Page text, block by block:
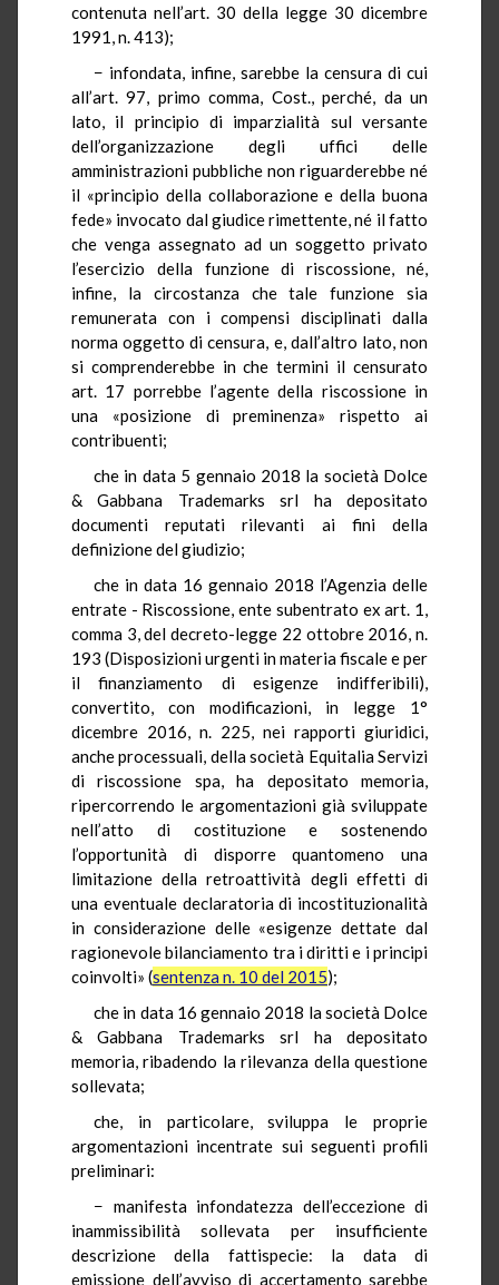
contenuta nell’art. 30 della legge 30 dicembre
1991, n. 413);
− infondata, infine, sarebbe la censura di cui
all’art. 97, primo comma, Cost., perché, da un
lato, il principio di imparzialità sul versante
dell’organizzazione degli uffici delle
amministrazioni pubbliche non riguarderebbe né
il «principio della collaborazione e della buona
fede» invocato dal giudice rimettente, né il fatto
che venga assegnato ad un soggetto privato
l’esercizio della funzione di riscossione, né,
infine, la circostanza che tale funzione sia
remunerata con i compensi disciplinati dalla
norma oggetto di censura, e, dall’altro lato, non
si comprenderebbe in che termini il censurato
art. 17 porrebbe l’agente della riscossione in
una «posizione di preminenza» rispetto ai
contribuenti;
che in data 5 gennaio 2018 la società Dolce
& Gabbana Trademarks srl ha depositato
documenti reputati rilevanti ai fini della
definizione del giudizio;
che in data 16 gennaio 2018 l’Agenzia delle
entrate - Riscossione, ente subentrato ex art. 1,
comma 3, del decreto-legge 22 ottobre 2016, n.
193 (Disposizioni urgenti in materia fiscale e per
il finanziamento di esigenze indifferibili),
convertito, con modificazioni, in legge 1°
dicembre 2016, n. 225, nei rapporti giuridici,
anche processuali, della società Equitalia Servizi
di riscossione spa, ha depositato memoria,
ripercorrendo le argomentazioni già sviluppate
nell’atto di costituzione e sostenendo
l’opportunità di disporre quantomeno una
limitazione della retroattività degli effetti di
una eventuale declaratoria di incostituzionalità
in considerazione delle «esigenze dettate dal
ragionevole bilanciamento tra i diritti e i principi
coinvolti» (sentenza n. 10 del 2015);
che in data 16 gennaio 2018 la società Dolce
& Gabbana Trademarks srl ha depositato
memoria, ribadendo la rilevanza della questione
sollevata;
che, in particolare, sviluppa le proprie
argomentazioni incentrate sui seguenti profili
preliminari:
− manifesta infondatezza dell’eccezione di
inammissibilità sollevata per insufficiente
descrizione della fattispecie: la data di
emissione dell’avviso di accertamento sarebbe